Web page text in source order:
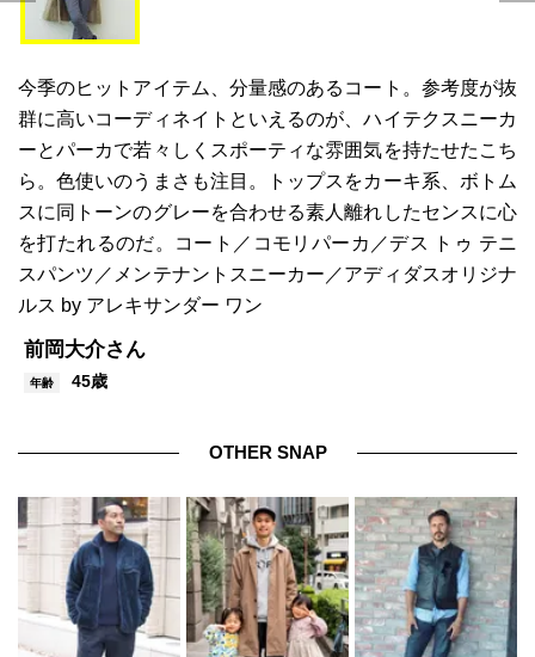
今季のヒットアイテム、分量感のあるコート。参考度が抜
群に高いコーディネイトといえるのが、ハイテクスニーカ
ーとパーカで若々しくスポーティな雰囲気を持たせたこち
ら。色使いのうまさも注目。トップスをカーキ系、ボトム
スに同トーンのグレーを合わせる素人離れしたセンスに心
を打たれるのだ。コート／コモリパーカ／デス トゥ テニ
スパンツ／メンテナントスニーカー／アディダスオリジナ
ルス by アレキサンダー ワン
前岡大介さん
年齢 45歳
OTHER SNAP